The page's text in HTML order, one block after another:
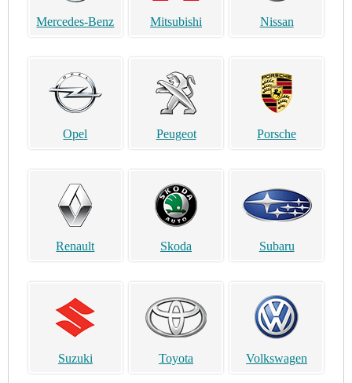
Mercedes-Benz Mitsubishi Nissan
Opel Peugeot Porsche
Renault Skoda Subaru
Suzuki Toyota Volkswagen